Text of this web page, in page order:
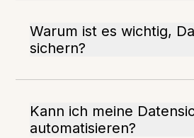
Warum ist es wichtig,
sichern?
Kann ich meine
automatisieren?